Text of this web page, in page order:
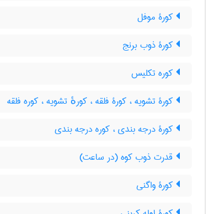
کورۀ موفل
کورۀ ذوب برنج
کوره تکلیس
کورۀ تشویه ، کورۀ فلقه ، کورهٔ تشویه ، کوره فلقه
کورۀ درجه بندی ، کوره درجه بندی
قدرت ذوب کوه (در ساعت)
کورۀ واگنی